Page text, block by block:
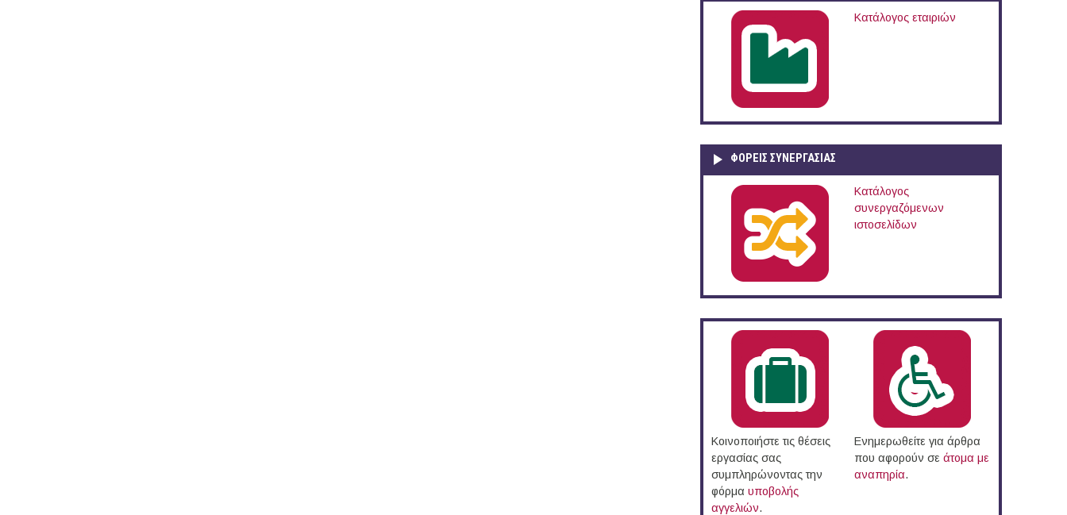
Κατάλογος εταιριών
ΦΟΡΕΙΣ ΣΥΝΕΡΓΑΣΙΑΣ
Κατάλογος
συνεργαζόμενων
ιστοσελίδων
Κοινοποιήστε τις θέσεις
εργασίας σας
συμπληρώνοντας την
φόρμα υποβολής
αγγελιών.
Ενημερωθείτε για άρθρα
που αφορούν σε άτομα με
αναπηρία.